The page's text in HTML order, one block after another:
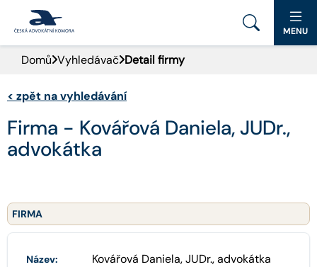
PORTÁL ČAK
DOMŮ
AKTUALITY
PRO VEŘEJNOST
MENU
Domů Vyhledávač Detail firmy
< zpět na vyhledávání
Firma - Kovářová Daniela, JUDr.,
advokátka
FIRMA
Název: Kovářová Daniela, JUDr., advokátka